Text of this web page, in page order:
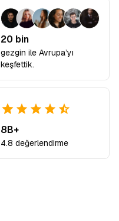
20 bin
gezgin ile Avrupa’yı
keşfettik.
8B+
4.8 değerlendirme